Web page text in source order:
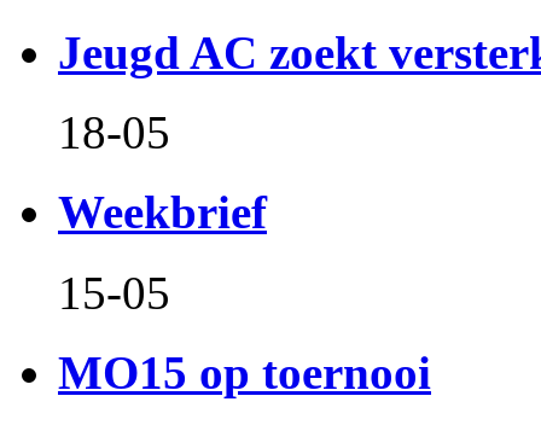
Jeugd AC zoekt
18-05
Weekbrief
15-05
MO15 op toernooi